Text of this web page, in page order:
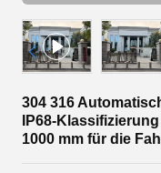
304 316
IP68-
1000 mm für die